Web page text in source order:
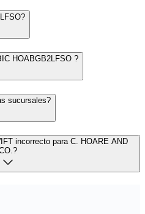
HOABGB2LFSO ?
sucursales?
incorrecto para C. HOARE AND